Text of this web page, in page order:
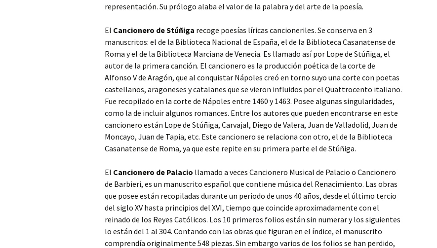
representación. Su prólogo alaba el valor de la palabra y del arte de la poesía.
El Cancionero de Stúñiga recoge poesías líricas cancioneriles. Se conserva en 3
manuscritos: el de la Biblioteca Nacional de España, el de la Biblioteca Casanatense de
Roma y el de la Biblioteca Marciana de Venecia. Es llamado así por Lope de Stúñiga, el
autor de la primera canción. El cancionero es la producción poética de la corte de
Alfonso V de Aragón, que al conquistar Nápoles creó en torno suyo una corte con poetas
castellanos, aragoneses y catalanes que se vieron influidos por el Quattrocento italiano.
Fue recopilado en la corte de Nápoles entre 1460 y 1463. Posee algunas singularidades,
como la de incluir algunos romances. Entre los autores que pueden encontrarse en este
cancionero están Lope de Stúñiga, Carvajal, Diego de Valera, Juan de Valladolid, Juan de
Moncayo, Juan de Tapia, etc. Este cancionero se relaciona con otro, el de la Biblioteca
Casanatense de Roma, ya que este repite en su primera parte el de Stúñiga.
El Cancionero de Palacio llamado a veces Cancionero Musical de Palacio o Cancionero
de Barbieri, es un manuscrito español que contiene música del Renacimiento. Las obras
que posee están recopiladas durante un periodo de unos 40 años, desde el último tercio
del siglo XV hasta principios del XVI, tiempo que coincide aproximadamente con el
reinado de los Reyes Católicos. Los 10 primeros folios están sin numerar y los siguientes
lo están del 1 al 304. Contando con las obras que figuran en el índice, el manuscrito
comprendía originalmente 548 piezas. Sin embargo varios de los folios se han perdido,